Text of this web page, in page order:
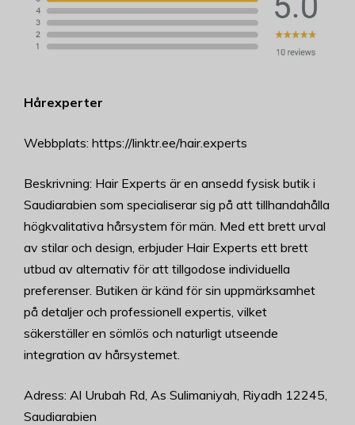
Hårexperter
Webbplats: https://linktr.ee/hair.experts
Beskrivning: Hair Experts är en ansedd fysisk butik i
Saudiarabien som specialiserar sig på att tillhandahålla
högkvalitativa hårsystem för män. Med ett brett urval
av stilar och design, erbjuder Hair Experts ett brett
utbud av alternativ för att tillgodose individuella
preferenser. Butiken är känd för sin uppmärksamhet
på detaljer och professionell expertis, vilket
säkerställer en sömlös och naturligt utseende
integration av hårsystemet.
Adress: Al Urubah Rd, As Sulimaniyah, Riyadh 12245,
Saudiarabien